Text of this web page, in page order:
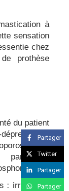
à
sensation
chez
prothèse
du patient
;
avec
par voie
: irradiation
Partager
Twitter
Partager
Partager